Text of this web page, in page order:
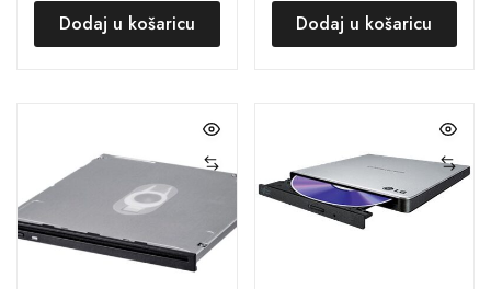
Dodaj u košaricu Dodaj u košaricu